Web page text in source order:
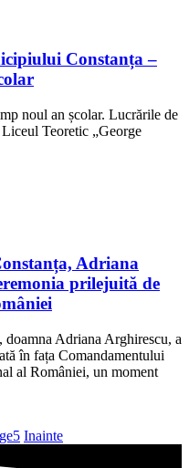
Constanța –
noul an școlar. Lucrările de
Teoretic „George
Adriana
prilejuită de
Adriana Arghirescu, a
în fața Comandamentului
al României, un moment
5 Inainte